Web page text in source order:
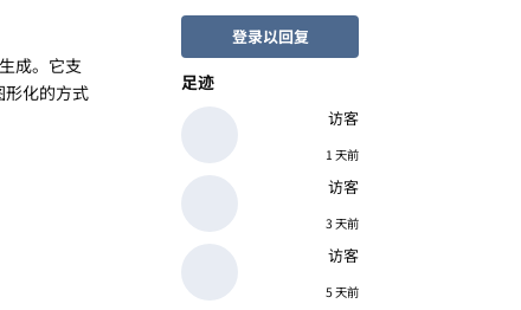
登录以回复
足迹
访客
1 天前
访客
3 天前
访客
5 天前
成。它支
形化的方式